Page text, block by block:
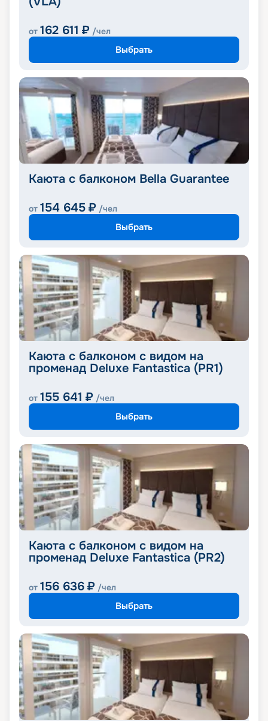
от 162 611 ₽ /чел
Выбрать
Каюта с балконом Bella Guarantee
от 154 645 ₽ /чел
Выбрать
Каюта с балконом с видом на
променад Deluxe Fantastica (PR1)
от 155 641 ₽ /чел
Выбрать
Каюта с балконом с видом на
променад Deluxe Fantastica (PR2)
от 156 636 ₽ /чел
Выбрать